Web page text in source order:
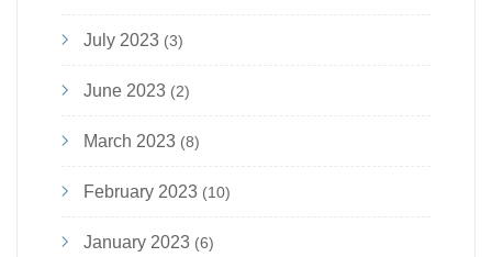
July 2023 (3)
June 2023 (2)
March 2023 (8)
February 2023 (10)
January 2023 (6)